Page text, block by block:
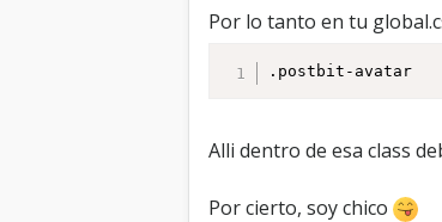
Por lo tanto en tu
.postbit-avatar
Alli dentro de esa class
Por cierto, soy chico